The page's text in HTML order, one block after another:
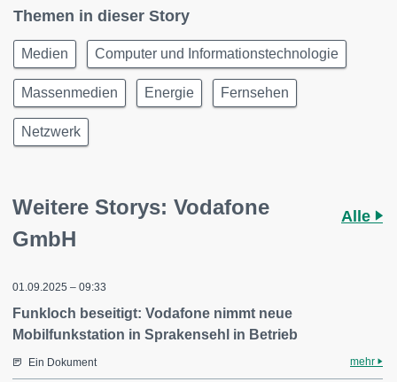
Themen in dieser Story
Medien Computer und Informationstechnologie
Massenmedien Energie Fernsehen
Netzwerk
Weitere Storys: Vodafone
GmbH
Alle
01.09.2025 – 09:33
Funkloch beseitigt: Vodafone nimmt neue
Mobilfunkstation in Sprakensehl in Betrieb
Ein Dokument mehr